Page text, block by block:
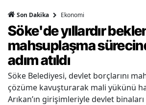
Son Dakika Ekonomi
Söke'de yıllardır
mahsuplaşma
adım atıldı
Söke Belediyesi, devlet borçlarını
çözüme kavuşturarak mali yükünü
Arıkan’ın girişimleriyle devlet